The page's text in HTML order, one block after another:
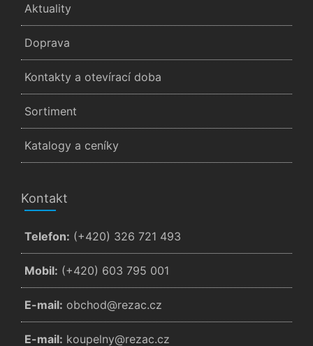
Aktuality
Doprava
Kontakty a otevírací doba
Sortiment
Katalogy a ceníky
Kontakt
Telefon: (+420) 326 721 493
Mobil: (+420) 603 795 001
E-mail: zc.cazer@dohcbo
E-mail: zc.cazer@ynlepuok